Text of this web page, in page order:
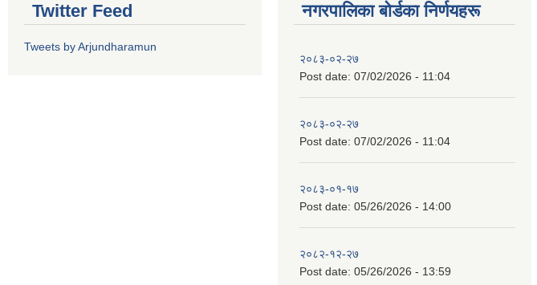
Twitter Feed
Tweets by Arjundharamun
नगरपालिका बाेर्डका निर्णयहरू
२०८३-०२-२७
Post date: 07/02/2026 - 11:04
२०८३-०२-२७
Post date: 07/02/2026 - 11:04
२०८३-०१-१७
Post date: 05/26/2026 - 14:00
२०८२-१२-२७
Post date: 05/26/2026 - 13:59